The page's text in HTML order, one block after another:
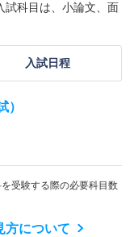
試科目は、小論文、面
入試日程
）
受験する際の必要科目数
方について